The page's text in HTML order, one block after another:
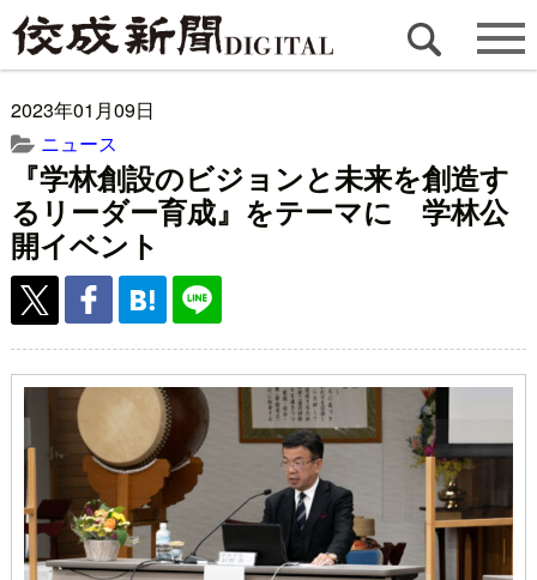
2023年01月09日
ニュース
『学林創設のビジョンと未来を創造す
るリーダー育成』をテーマに 学林公
開イベント